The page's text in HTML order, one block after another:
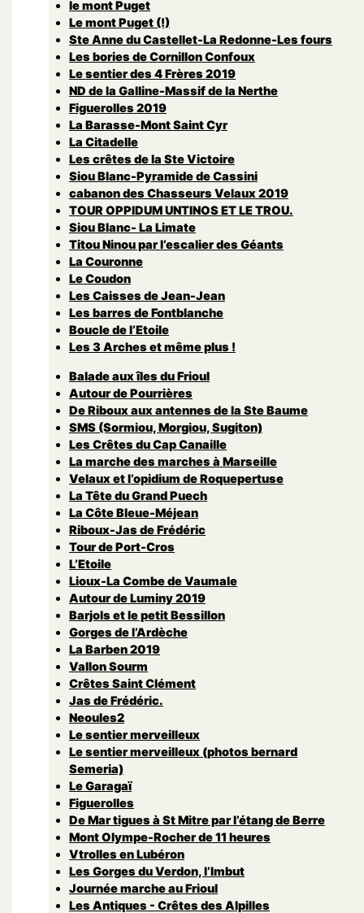
le mont Puget
Le mont Puget (!)
Ste Anne du Castellet-La Redonne-Les fours
Les bories de Cornillon Confoux
Le sentier des 4 Frères 2019
ND de la Galline-Massif de la Nerthe
Figuerolles 2019
La Barasse-Mont Saint Cyr
La Citadelle
Les crêtes de la Ste Victoire
Siou Blanc-Pyramide de Cassini
cabanon des Chasseurs Velaux 2019
TOUR OPPIDUM UNTINOS ET LE TROU.
Siou Blanc- La Limate
Titou Ninou par l’escalier des Géants
La Couronne
Le Coudon
Les Caisses de Jean-Jean
Les barres de Fontblanche
Boucle de l’Etoile
Les 3 Arches et même plus !
Balade aux îles du Frioul
Autour de Pourrières
De Riboux aux antennes de la Ste Baume
SMS (Sormiou, Morgiou, Sugiton)
Les Crêtes du Cap Canaille
La marche des marches à Marseille
Velaux et l’opidium de Roquepertuse
La Tête du Grand Puech
La Côte Bleue-Méjean
Riboux-Jas de Frédéric
Tour de Port-Cros
L’Etoile
Lioux-La Combe de Vaumale
Autour de Luminy 2019
Barjols et le petit Bessillon
Gorges de l’Ardèche
La Barben 2019
Vallon Sourm
Crêtes Saint Clément
Jas de Frédéric.
Neoules2
Le sentier merveilleux
Le sentier merveilleux (photos bernard
Semeria)
Le Garagaï
Figuerolles
De Mar tigues à St Mitre par l’étang de Berre
Mont Olympe-Rocher de 11 heures
Vtrolles en Lubéron
Les Gorges du Verdon, l’Imbut
Journée marche au Frioul
Les Antiques - Crêtes des Alpilles